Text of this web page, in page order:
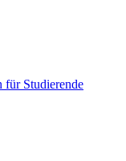
für Studierende